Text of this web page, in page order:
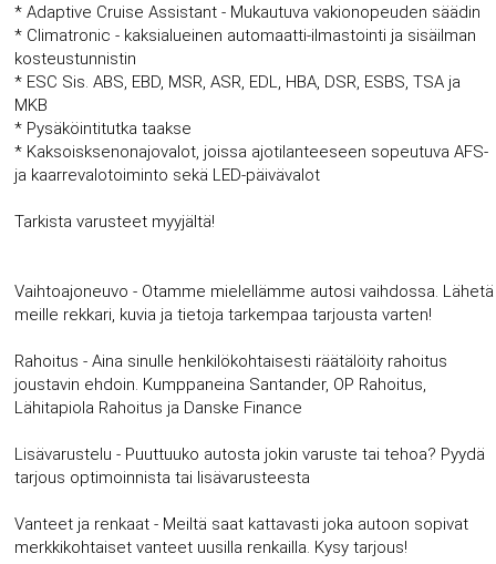
* Adaptive Cruise Assistant - Mukautuva vakionopeuden säädin
* Climatronic - kaksialueinen automaatti-ilmastointi ja sisäilman
kosteustunnistin
* ESC Sis. ABS, EBD, MSR, ASR, EDL, HBA, DSR, ESBS, TSA ja
MKB
* Pysäköintitutka taakse
* Kaksoisksenonajovalot, joissa ajotilanteeseen sopeutuva AFS-
ja kaarrevalotoiminto sekä LED-päivävalot
Tarkista varusteet myyjältä!
Vaihtoajoneuvo - Otamme mielellämme autosi vaihdossa. Lähetä
meille rekkari, kuvia ja tietoja tarkempaa tarjousta varten!
Rahoitus - Aina sinulle henkilökohtaisesti räätälöity rahoitus
joustavin ehdoin. Kumppaneina Santander, OP Rahoitus,
Lähitapiola Rahoitus ja Danske Finance
Lisävarustelu - Puuttuuko autosta jokin varuste tai tehoa? Pyydä
tarjous optimoinnista tai lisävarusteesta
Vanteet ja renkaat - Meiltä saat kattavasti joka autoon sopivat
merkkikohtaiset vanteet uusilla renkailla. Kysy tarjous!